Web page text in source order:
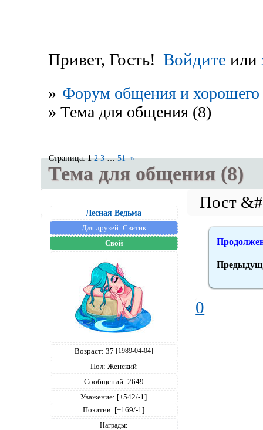
Привет, Гость! Войдите или
» Форум общения и хорошего
» Тема для общения (8)
Тема для общения (8)
Страница:1 2 3 … 51 »
Лесная Ведьма
Для друзей: Светик
Свой
Возраст: 37 [1989-04-04]
Пол: Женский
Сообщений: 2649
Уважение: [+542/-1]
Позитив: [+169/-1]
Награды:
0